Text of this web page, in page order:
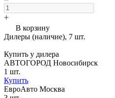
В корзину
Дилеры (наличие), 7 шт.
Купить у дилера
АВТОГОРОД Новосибирск
1 шт.
Купить
ЕвроАвто Москва